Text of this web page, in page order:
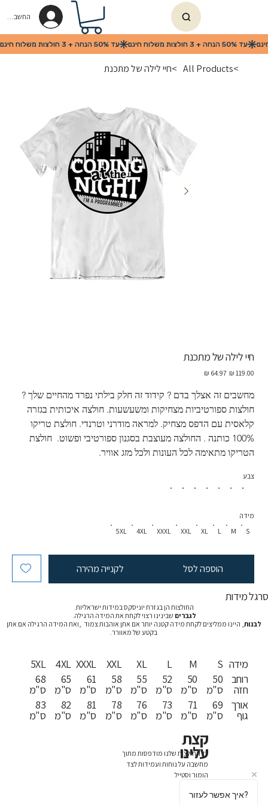
החשבון שלי
>
All Products
>חיי לילה של מתכנת
חיי לילה של מתכנת
מחיר
מחיר
‏64.97 ‏₪
מחשבים זה אצלך בדם ? קידוד זה חלק בילתי נפרד מהחיים שלך ?
חולצות ספורטיביות מצחיקות ומשעשעות. חולצה איכותית בגזרה
קלאסית עם הדפס מצחיק. למראה מודרני וטרנדי. חולצת טריקו
100% כותנה . החולצה מעוצבת בסגנון ספורטיבי ופשוט.  חולצת
הטריקו מתאימה לכל העונות ולכל מזג אוויר.
צבע
S
M
L
XL
XXL
XXXL
4XL
5XL
מידה
הוספה לסל לקנייה מהירה
סרגל מידות
החולצות הן בגזרת יוניסקס במידות ישראליות.
לגברים שבינינו רצוי לקחת את המידה הרגילה.
לבנות, היינו ממליצים לקחת מידה קטנה יותר אם אתן אוהבות צמוד ,ואת המידה הרגילה אם אתן
בקטע של מאוורר.
5XL
68
ס"מ
83
ס"מ
4XL
65
ס"מ
82
ס"מ
XXXL
61
ס"מ
81
ס"מ
XXL
58
ס"מ
78
ס"מ
XL
55
ס"מ
76
ס"מ
L
52
ס"מ
73
ס"מ
M
50
ס"מ
71
ס"מ
S
50
ס"מ
69
ס"מ
מידה
רוחב
חזה
אורך
גוף
כל החולצות שלנו מודפסות מתוך
מחשבה על נוחות ועמידות לצד
הומור וסטייל
קצת
עלינו
איך אפשר לעזור?